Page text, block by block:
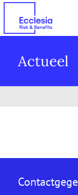
Actueel